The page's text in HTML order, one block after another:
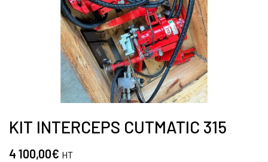
KIT INTERCEPS CUTMATIC 315
4 100,00€ HT